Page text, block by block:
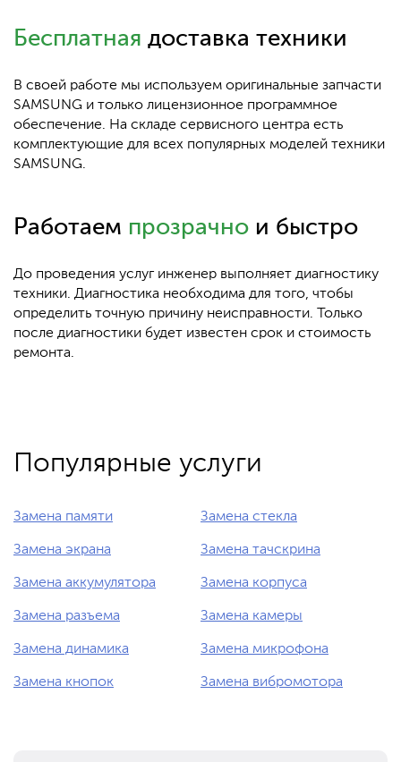
Бесплатная доставка техники
В своей работе мы используем оригинальные запчасти
SAMSUNG и только лицензионное программное
обеспечение. На складе сервисного центра есть
комплектующие для всех популярных моделей техники
SAMSUNG.
Работаем прозрачно и быстро
До проведения услуг инженер выполняет диагностику
техники. Диагностика необходима для того, чтобы
определить точную причину неисправности. Только
после диагностики будет известен срок и стоимость
ремонта.
Популярные услуги
Замена памяти Замена стекла
Замена экрана Замена тачскрина
Замена аккумулятора Замена корпуса
Замена разъема Замена камеры
Замена динамика Замена микрофона
Замена кнопок Замена вибромотора